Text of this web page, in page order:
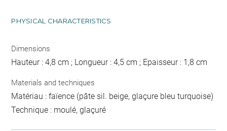
PHYSICAL CHARACTERISTICS
Dimensions
Hauteur : 4,8 cm ; Longueur : 4,5 cm ; Epaisseur : 1,8 cm
Materials and techniques
Matériau : faïence (pâte sil. beige, glaçure bleu turquoise)
Technique : moulé, glaçuré